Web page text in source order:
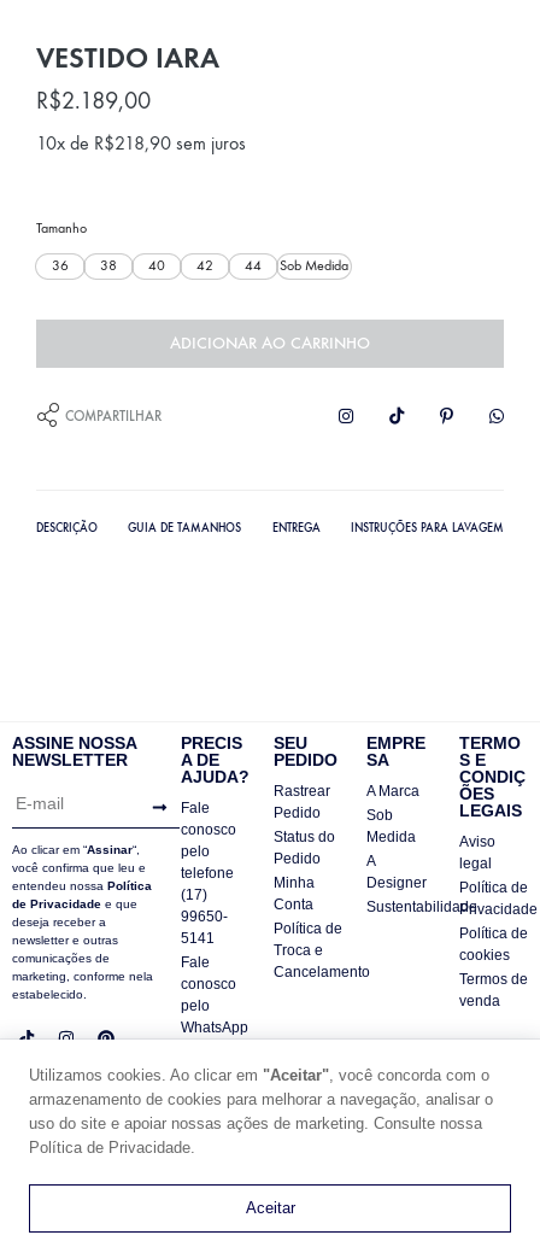
VESTIDO IARA
R$2.189,00
10x de R$218,90 sem juros
Tamanho
36 38 40 42 44 Sob Medida
ADICIONAR AO CARRINHO
COMPARTILHAR
DESCRIÇÃO GUIA DE TAMANHOS ENTREGA INSTRUÇÕES PARA LAVAGEM
ASSINE NOSSA
NEWSLETTER
Ao clicar em “Assinar“,
você confirma que leu e
entendeu nossa Política
de Privacidade e que
deseja receber a
newsletter e outras
comunicações de
marketing, conforme nela
estabelecido.
PRECIS
A DE
AJUDA?
Fale
conosco
pelo
telefone
(17)
99650-
5141
Fale
conosco
pelo
WhatsApp
FAQ
SEU
PEDIDO
Rastrear
Pedido
Status do
Pedido
Minha
Conta
Política de
Troca e
Cancelamento
EMPRE
SA
A Marca
Sob
Medida
A
Designer
Sustentabilidade
TERMO
S E
CONDIÇ
ÕES
LEGAIS
Aviso
legal
Política de
Privacidade
Política de
cookies
Termos de
venda
© DUE PANNO - 2024 -
CNPJ18.684.752/0001-84
0
Utilizamos cookies. Ao clicar em "Aceitar", você concorda com o
armazenamento de cookies para melhorar a navegação, analisar o
uso do site e apoiar nossas ações de marketing. Consulte nossa
Política de Privacidade.
Aceitar